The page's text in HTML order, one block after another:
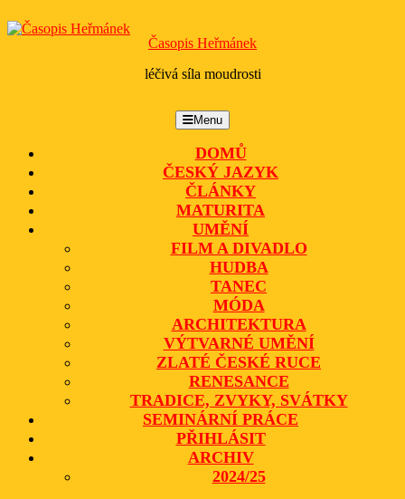
to
Časopis Heřmánek
léčivá síla moudrosti
MenuMenu
DOMŮ
ČESKÝ JAZYK
ČLÁNKY
MATURITA
UMĚNÍ
FILM A DIVADLO
HUDBA
TANEC
MÓDA
ARCHITEKTURA
VÝTVARNÉ UMĚNÍ
ZLATÉ ČESKÉ RUCE
RENESANCE
TRADICE, ZVYKY, SVÁTKY
SEMINÁRNÍ PRÁCE
PŘIHLÁSIT
ARCHIV
2024/25